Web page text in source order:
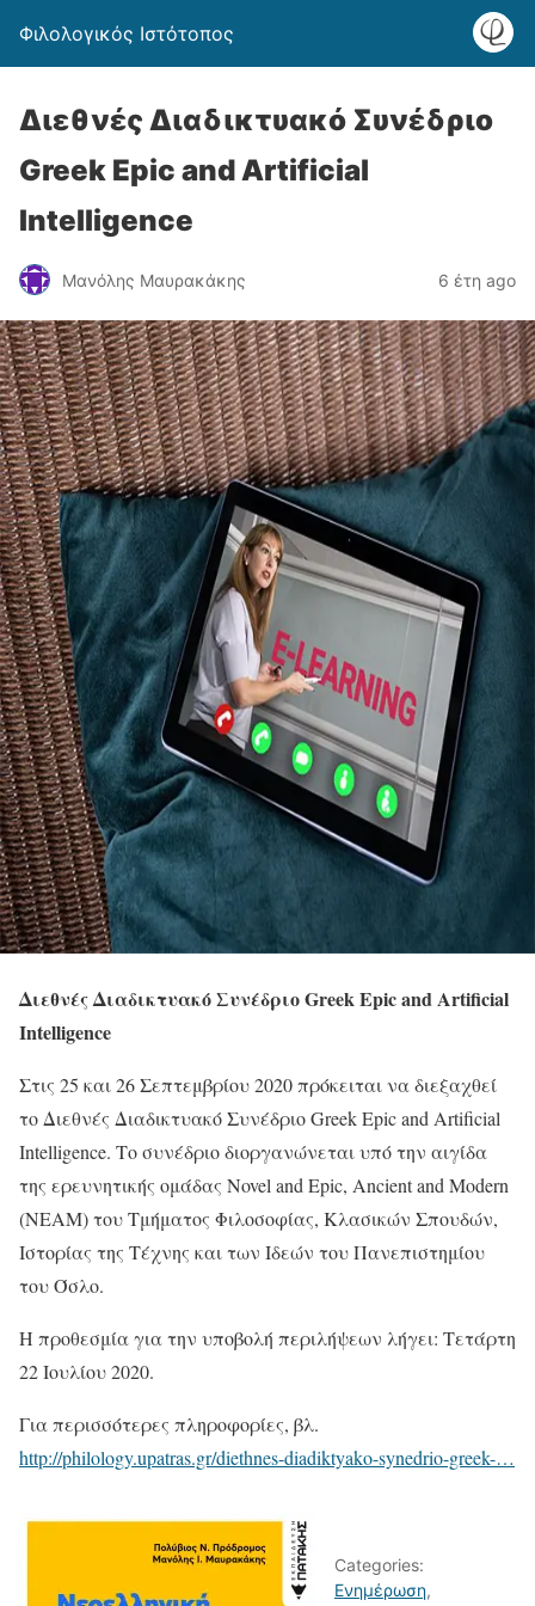
Φιλολογικός Ιστότοπος
Διεθνές Διαδικτυακό Συνέδριο
Greek Epic and Artificial
Intelligence
Μανόλης Μαυρακάκης 6 έτη ago
Διεθνές Διαδικτυακό Συνέδριο Greek Epic and Artificial
Intelligence
Στις 25 και 26 Σεπτεμβρίου 2020 πρόκειται να διεξαχθεί
το Διεθνές Διαδικτυακό Συνέδριο Greek Epic and Artificial
Intelligence. Το συνέδριο διοργανώνεται υπό την αιγίδα
της ερευνητικής ομάδας Novel and Epic, Ancient and Modern
(NEAM) του Τμήματος Φιλοσοφίας, Κλασικών Σπουδών,
Ιστορίας της Τέχνης και των Ιδεών του Πανεπιστημίου
του Όσλο.
Η προθεσμία για την υποβολή περιλήψεων λήγει: Τετάρτη
22 Ιουλίου 2020.
Για περισσότερες πληροφορίες, βλ.
http://philology.upatras.gr/diethnes-diadiktyako-synedrio-greek-…
Categories:
Ενημέρωση,